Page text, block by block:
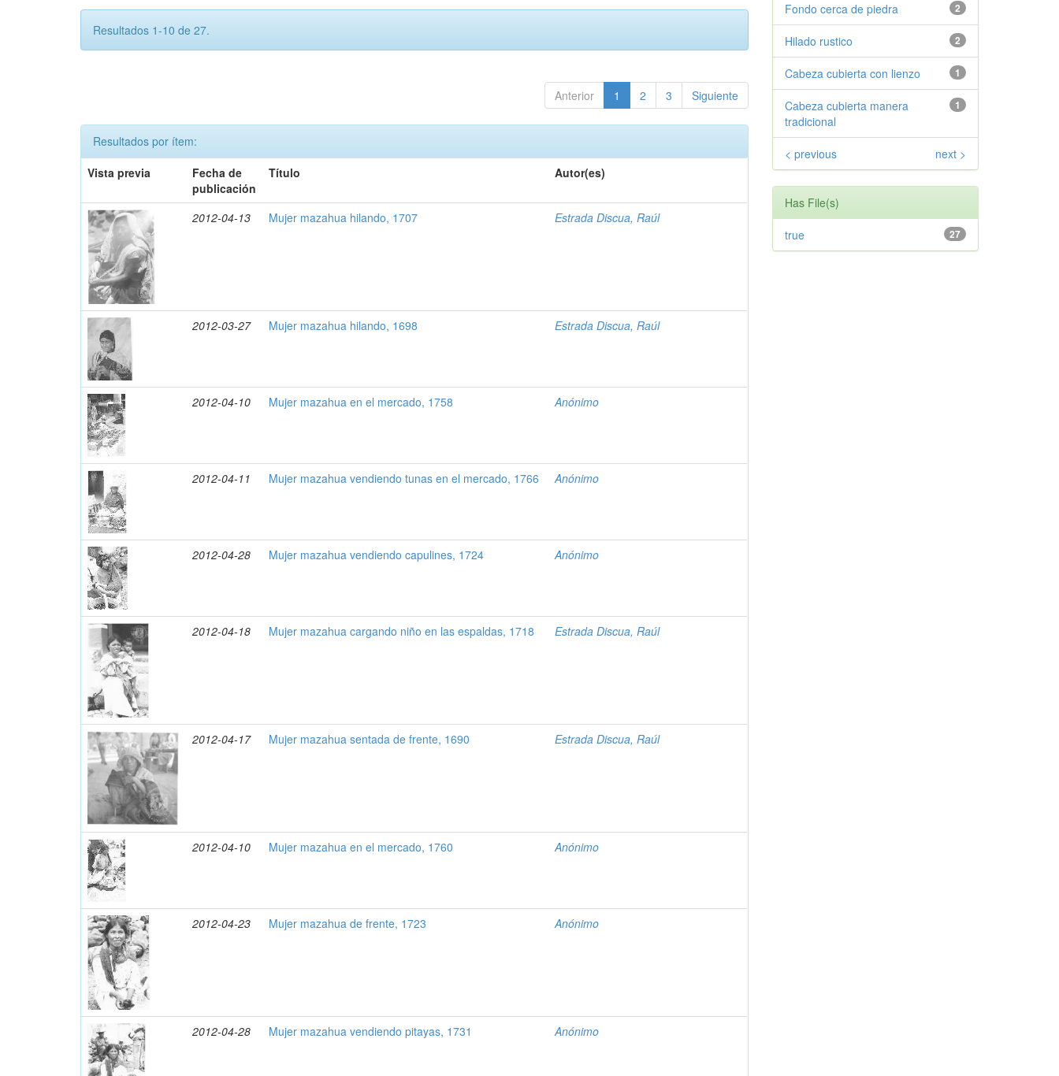
Resultados 1-10 de 27.
Anterior 1 2 3 Siguiente
Resultados por ítem:
Vista previa
Fecha de
publicación
Título Autor(es)
2012-04-13 Mujer mazahua hilando, 1707 Estrada Discua, Raúl
2012-03-27 Mujer mazahua hilando, 1698 Estrada Discua, Raúl
2012-04-10 Mujer mazahua en el mercado, 1758 Anónimo
2012-04-11 Mujer mazahua vendiendo tunas en el mercado, 1766 Anónimo
2012-04-28 Mujer mazahua vendiendo capulines, 1724 Anónimo
2012-04-18 Mujer mazahua cargando niño en las espaldas, 1718 Estrada Discua, Raúl
2012-04-17 Mujer mazahua sentada de frente, 1690 Estrada Discua, Raúl
2012-04-10 Mujer mazahua en el mercado, 1760 Anónimo
2012-04-23 Mujer mazahua de frente, 1723 Anónimo
2012-04-28 Mujer mazahua vendiendo pitayas, 1731 Anónimo
2
Fondo cerca de piedra
2
Hilado rustico
1
Cabeza cubierta con lienzo
1
Cabeza cubierta manera
tradicional
< previous next >
Has File(s)
27
true